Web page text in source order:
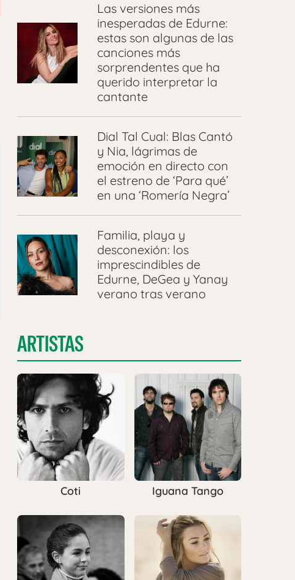
Las versiones más
inesperadas de Edurne:
estas son algunas de las
canciones más
sorprendentes que ha
querido interpretar la
cantante
Dial Tal Cual: Blas Cantó
y Nia, lágrimas de
emoción en directo con
el estreno de ‘Para qué’
en una ‘Romería Negra’
Familia, playa y
desconexión: los
imprescindibles de
Edurne, DeGea y Yanay
verano tras verano
ARTISTAS
Coti Iguana Tango